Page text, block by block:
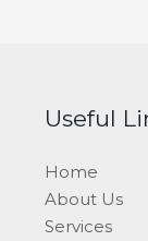
Useful
Home
About Us
Services